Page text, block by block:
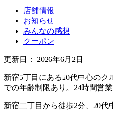
店舗情報
お知らせ
みんなの感想
クーポン
更新日： 2026年6月2日
新宿5丁目にある20代中心のク
での年齢制限あり。24時間営
新宿二丁目から徒歩2分、20代